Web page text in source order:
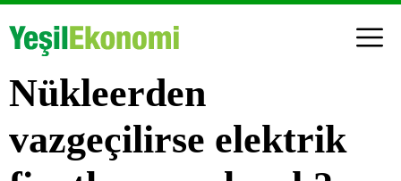
Nükleerden
vazgeçilirse elektrik